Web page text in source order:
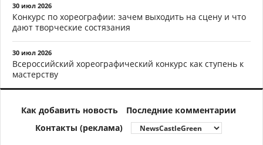
30 июл 2026
Конкурс по хореографии: зачем выходить на сцену и что
дают творческие состязания
30 июл 2026
Всероссийский хореографический конкурс как ступень к
мастерству
Как добавить новость
Последние комментарии
Контакты (реклама)